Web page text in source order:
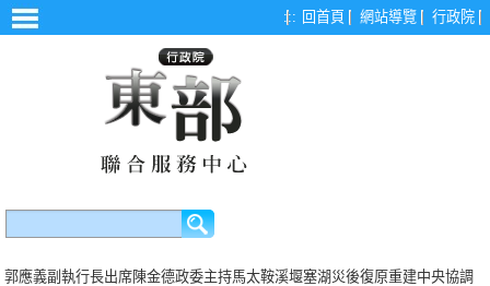
::: 回首頁 網站導覽 行政院
郭應義副執行長出席陳金德政委主持馬太鞍溪堰塞湖災後復原重建中央協調